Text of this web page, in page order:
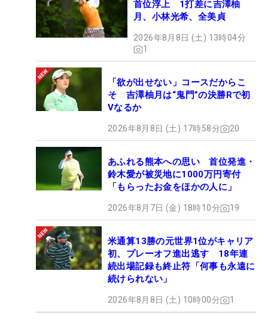
首位浮上 1打差に吉澤柚
月、小林光希、全美貞
2026年8月8日 (土) 13時04分
1
「欲が出せない」コースだからこ
そ 吉澤柚月は“鬼門”の決勝Rで初
Vなるか
2026年8月8日 (土) 17時58分 20
あふれる熊本への思い 首位発進・
鈴木愛が被災地に1000万円寄付
「もらったお金をほかの人に」
2026年8月7日 (金) 18時10分 19
米通算13勝の元世界1位がキャリア
初、プレーオフ進出逃す 18年連
続出場記録も終止符「何事も永遠に
続けられない」
2026年8月8日 (土) 10時00分 1